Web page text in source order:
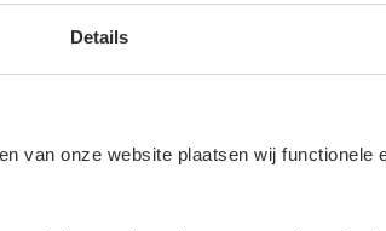
Details
van onze website plaatsen wij functionele